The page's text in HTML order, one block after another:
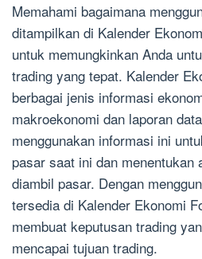
Memahami bagaimana
ditampilkan di Kalender
untuk memungkinkan Anda
trading yang tepat. Kalender
berbagai jenis informasi
makroekonomi dan laporan
menggunakan informasi ini
pasar saat ini dan menentukan
diambil pasar. Dengan
tersedia di Kalender Ekonomi
membuat keputusan trading
mencapai tujuan trading.